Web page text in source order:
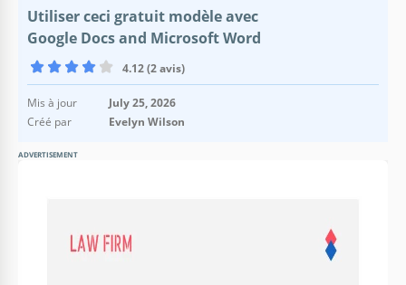
Utiliser ceci gratuit modèle avec
Google Docs and Microsoft Word
4.12 (2 avis)
Mis à jour
July 25, 2026
Créé par
Evelyn Wilson
ADVERTISEMENT